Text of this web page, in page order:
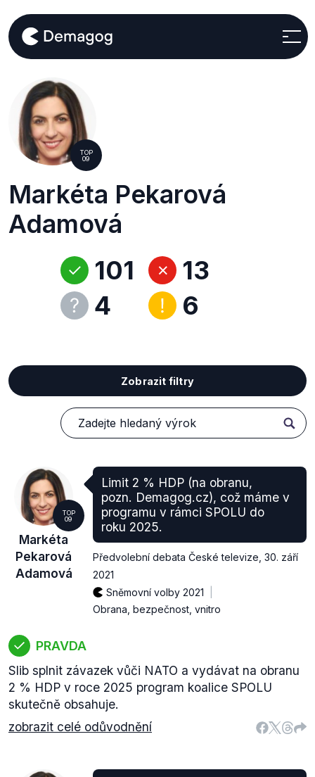
TOP
09
Markéta Pekarová
Adamová
101
4
13
6
Zobrazit filtry
TOP
09
Markéta
Pekarová
Adamová
Limit 2 % HDP (na obranu,
pozn. Demagog.cz), což máme v
programu v rámci SPOLU do
roku 2025.
Předvolební debata České televize 30. září
2021
Sněmovní volby 2021
Obrana, bezpečnost, vnitro
PRAVDA
Slib splnit závazek vůči NATO a vydávat na obranu
2 % HDP v roce 2025 program koalice SPOLU
skutečně obsahuje.
zobrazit celé odůvodnění